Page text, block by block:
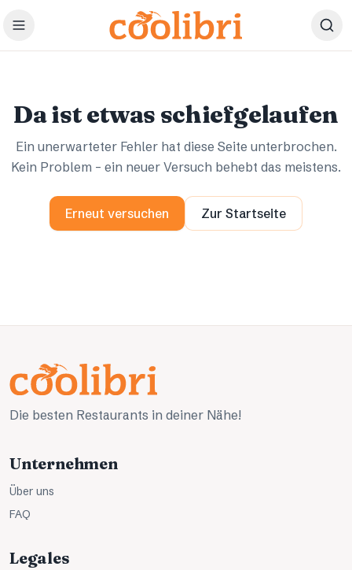
Zum Hauptinhalt springen
Da ist etwas schiefgelaufen
Ein unerwarteter Fehler hat diese Seite unterbrochen.
Kein Problem – ein neuer Versuch behebt das meistens.
Erneut versuchen Zur Startseite
Die besten Restaurants in deiner Nähe!
Unternehmen
Über uns
FAQ
Legales